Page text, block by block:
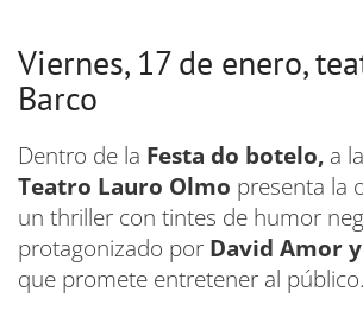
Viernes, 17 de enero,
Barco
Dentro de la Festa do botelo, a
Teatro Lauro Olmo presenta la
un thriller con tintes de humor
protagonizado por David Amor
que promete entretener al público.